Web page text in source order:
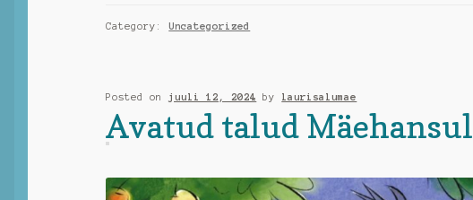
Category:Uncategorized
Posted on juuli 12, 2024 by laurisalumae
Avatud talud Mäehansul